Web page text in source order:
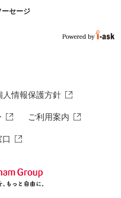
ーセージ
人情報保護方針
ご利用案内